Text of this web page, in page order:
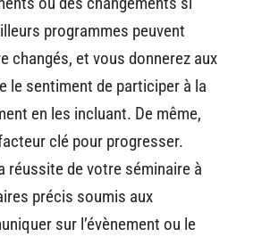
programmes peuvent
changés, et vous donnerez aux
le sentiment de participer à la
en les incluant. De même,
clé pour progresser.
réussite de votre séminaire à
précis soumis aux
sur l’évènement ou le